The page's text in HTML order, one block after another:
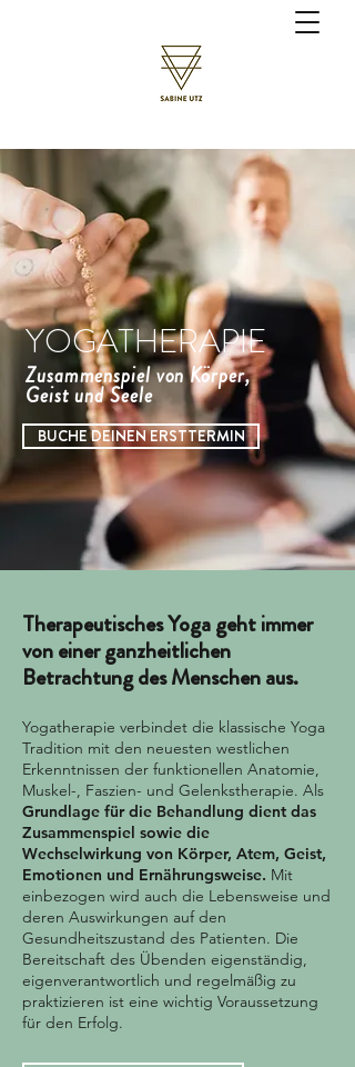
YOGATHERAPIE
Zusammenspiel von Körper,
Geist und Seele
BUCHE DEINEN ERSTTERMIN
Therapeutisches Yoga geht immer
von einer ganzheitlichen
Betrachtung des Menschen aus.
Yogatherapie verbindet die klassische Yoga
Tradition mit den neuesten westlichen
Erkenntnissen der funktionellen Anatomie,
Muskel-, Faszien- und Gelenkstherapie. Als
Grundlage für die Behandlung dient das
Zusammenspiel sowie die
Wechselwirkung von Körper, Atem, Geist,
Emotionen und Ernährungsweise. Mit
einbezogen wird auch die Lebensweise und
deren Auswirkungen auf den
Gesundheitszustand des Patienten. Die
Bereitschaft des Übenden eigenständig,
eigenverantwortlich und regelmäßig zu
praktizieren ist eine wichtig Voraussetzung
für den Erfolg.